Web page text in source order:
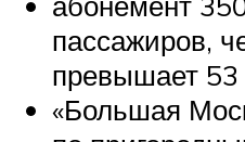
пассажиров,
превышает 53
«Большая